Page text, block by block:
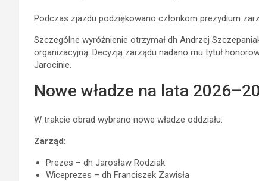
Podczas zjazdu podziękowano członkom prezydium
Szczególne wyróżnienie otrzymał dh Andrzej
organizacyjną. Decyzją zarządu nadano mu tytuł
Jarocinie.
Nowe władze na lata
W trakcie obrad wybrano nowe władze oddziału:
Zarząd:
Prezes – dh Jarosław Rodziak
Wiceprezes – dh Franciszek Zawisła